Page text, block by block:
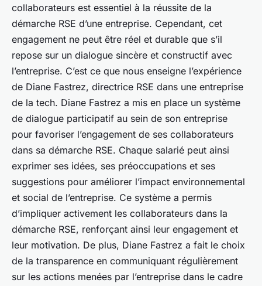
collaborateurs est essentiel à la réussite de la
démarche RSE d’une entreprise. Cependant, cet
engagement ne peut être réel et durable que s’il
repose sur un dialogue sincère et constructif avec
l’entreprise. C’est ce que nous enseigne l’expérience
de Diane Fastrez, directrice RSE dans une entreprise
de la tech. Diane Fastrez a mis en place un système
de dialogue participatif au sein de son entreprise
pour favoriser l’engagement de ses collaborateurs
dans sa démarche RSE. Chaque salarié peut ainsi
exprimer ses idées, ses préoccupations et ses
suggestions pour améliorer l’impact environnemental
et social de l’entreprise. Ce système a permis
d’impliquer activement les collaborateurs dans la
démarche RSE, renforçant ainsi leur engagement et
leur motivation. De plus, Diane Fastrez a fait le choix
de la transparence en communiquant régulièrement
sur les actions menées par l’entreprise dans le cadre